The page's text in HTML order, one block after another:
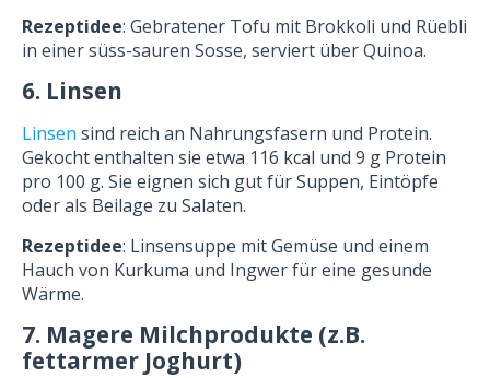
Rezeptidee: Gebratener Tofu mit Brokkoli und Rüebli
in einer süss-sauren Sosse, serviert über Quinoa.
6. Linsen
Linsen sind reich an Nahrungsfasern und Protein.
Gekocht enthalten sie etwa 116 kcal und 9 g Protein
pro 100 g. Sie eignen sich gut für Suppen, Eintöpfe
oder als Beilage zu Salaten.
Rezeptidee: Linsensuppe mit Gemüse und einem
Hauch von Kurkuma und Ingwer für eine gesunde
Wärme.
7. Magere Milchprodukte (z.B.
fettarmer Joghurt)